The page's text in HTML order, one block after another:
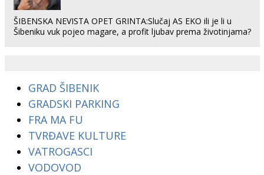
ŠIBENSKA NEVISTA OPET GRINTA:Slučaj AS EKO ili je li u
Šibeniku vuk pojeo magare, a profit ljubav prema životinjama?
GRAD ŠIBENIK
GRADSKI PARKING
FRA MA FU
TVRĐAVE KULTURE
VATROGASCI
VODOVOD